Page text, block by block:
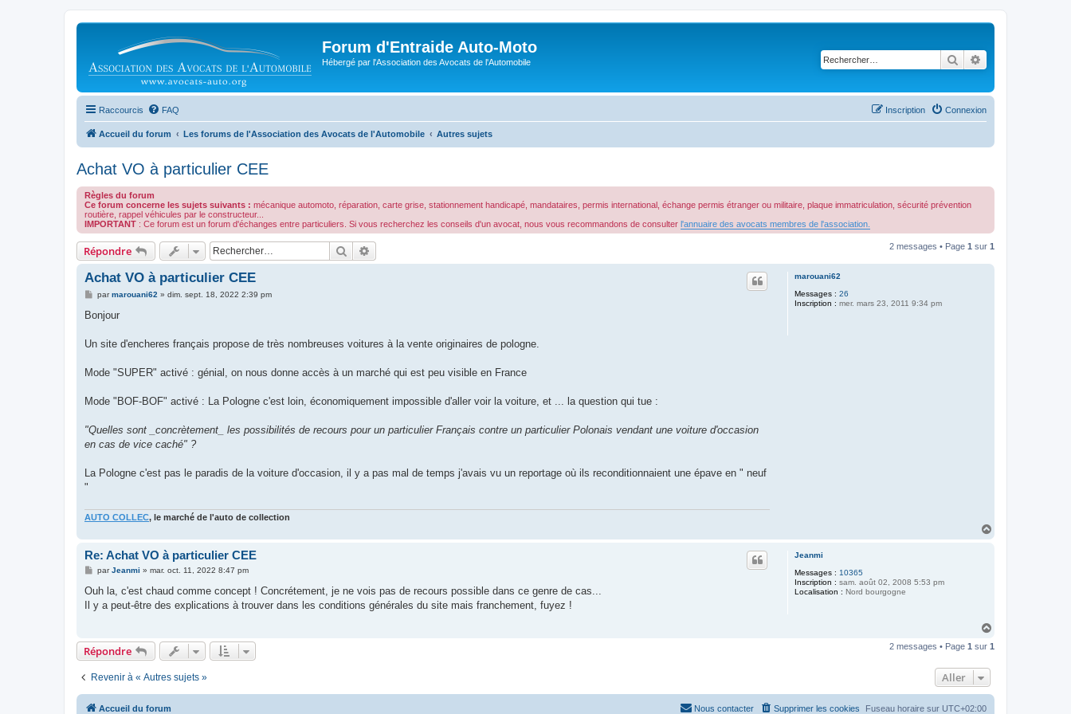
Forum d'Entraide Auto-Moto
Hébergé par l'Association des Avocats de l'Automobile Rechercher
Raccourcis FAQ Connexion
Inscription
Accueil du forum Les forums de l'Association des Avocats de l'Automobile Autres sujets
Achat VO à particulier CEE
Règles du forum
Ce forum concerne les sujets suivants : mécanique automoto, réparation, carte grise, stationnement handicapé, mandataires, permis international, échange permis étranger ou militaire, plaque immatriculation, sécurité prévention
routière, rappel véhicules par le constructeur...
IMPORTANT : Ce forum est un forum d'échanges entre particuliers. Si vous recherchez les conseils d'un avocat, nous vous recommandons de consulter l'annuaire des avocats membres de l'association.
Répondre Rechercher 2 messages • Page 1 sur 1
marouani62
Messages : 26
Inscription : mer. mars 23, 2011 9:34 pm
Achat VO à particulier CEE
M
s
g
parmarouani62 » dim. sept. 18, 2022 2:39 pm
Bonjour
Un site d'encheres français propose de très nombreuses voitures à la vente originaires de pologne.
Mode "SUPER" activé : génial, on nous donne accès à un marché qui est peu visible en France
Mode "BOF-BOF" activé : La Pologne c'est loin, économiquement impossible d'aller voir la voiture, et ... la question qui tue :
"Quelles sont _concrètement_ les possibilités de recours pour un particulier Français contre un particulier Polonais vendant une voiture d'occasion
en cas de vice caché" ?
La Pologne c'est pas le paradis de la voiture d'occasion, il y a pas mal de temps j'avais vu un reportage où ils reconditionnaient une épave en " neuf
"
AUTO COLLEC, le marché de l'auto de collection
Jeanmi
Messages : 10365
Inscription : sam. août 02, 2008 5:53 pm
Localisation : Nord bourgogne
Re: Achat VO à particulier CEE
M
s
a
parJeanmi » mar. oct. 11, 2022 8:47 pm
Ouh la, c'est chaud comme concept ! Concrétement, je ne vois pas de recours possible dans ce genre de cas...
Il y a peut-être des explications à trouver dans les conditions générales du site mais franchement, fuyez !
u
Répondre 2 messages • Page 1 sur 1
Revenir à « Autres sujets » Aller
Accueil du forum Fuseau horaire sur UTC+02:00
Supprimer les cookies
Nous contacter